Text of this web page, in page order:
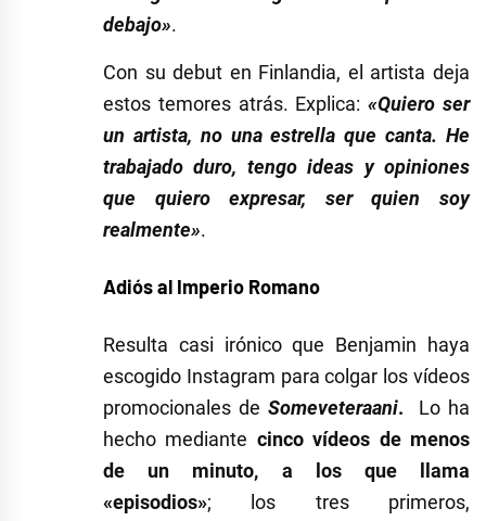
debajo».
Con su debut en Finlandia, el artista deja
estos temores atrás. Explica:«Quiero ser
un artista, no una estrella que canta. He
trabajado duro, tengo ideas y opiniones
que quiero expresar, ser quien soy
realmente».
Adiós al Imperio Romano
Resulta casi irónico que Benjamin haya
escogido Instagram para colgar los vídeos
promocionales de Someveteraani.
Lo ha
hecho mediante cinco vídeos de menos
de un minuto, a los que llama
«episodios»; los tres primeros,